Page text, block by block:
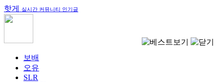
핫게 실시간 커뮤니티 인기글
보배
오유
SLR